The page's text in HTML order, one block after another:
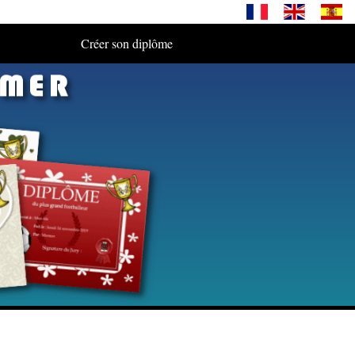
Créer son diplôme